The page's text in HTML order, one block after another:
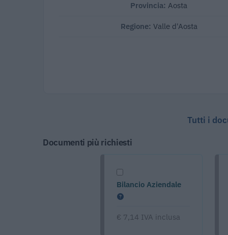
Provincia:Aosta
Regione: Valle d'Aosta
Tutti i
Documenti più richiesti
Bilancio Aziendale
€ 7,14 IVA inclusa